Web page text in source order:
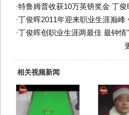
·特鲁姆普收获10万英镑奖金 丁俊
·丁俊晖2011年迎来职业生涯巅峰
·丁俊晖创职业生涯两最佳 最钟情
相关视频新闻